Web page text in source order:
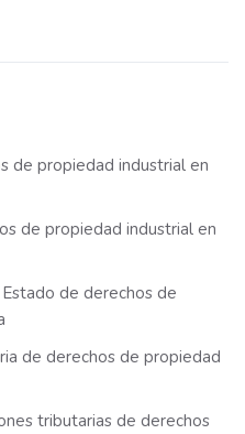
de propiedad industrial en
de propiedad industrial en
de derechos de
de derechos de propiedad
tributarias de derechos